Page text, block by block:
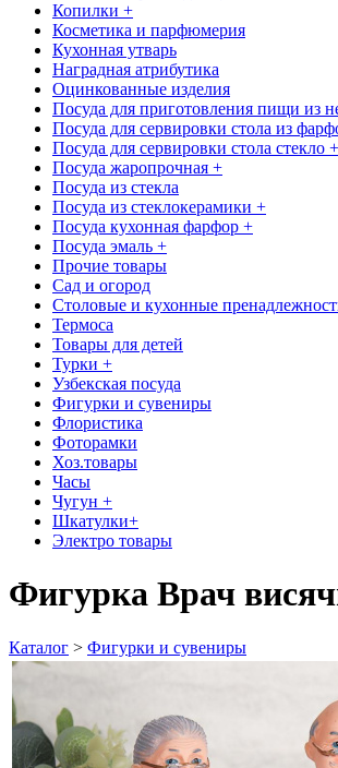
Копилки +
Косметика и парфюмерия
Кухонная утварь
Наградная атрибутика
Оцинкованные изделия
Посуда для приготовления пищи из
Посуда для сервировки стола из
Посуда для сервировки стола стекло +
Посуда жаропрочная +
Посуда из стекла
Посуда из стеклокерамики +
Посуда кухонная фарфор +
Посуда эмаль +
Прочие товары
Сад и огород
Столовые и кухонные
Термоса
Товары для детей
Турки +
Узбекская посуда
Фигурки и сувениры
Флористика
Фоторамки
Хоз.товары
Часы
Чугун +
Шкатулки+
Электро товары
Фигурка Врач
Каталог > Фигурки и сувениры